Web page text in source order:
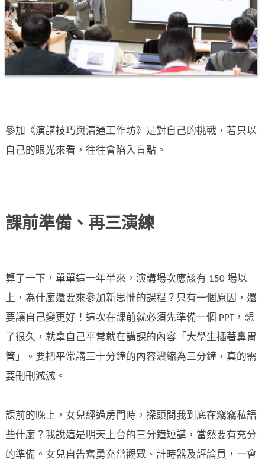
參加《演講技巧與溝通工作坊》是對自己的挑戰，若只以
自己的眼光來看，往往會陷入盲點。
課前準備、再三演練
算了一下，單單這一年半來，演講場次應該有 150 場以
上，為什麼還要來參加新思惟的課程？只有一個原因，還
要讓自己變更好！這次在課前就必須先準備一個 PPT，想
了很久，就拿自己平常就在講課的內容「大學生插著鼻胃
管」。要把平常講三十分鐘的內容濃縮為三分鐘，真的需
要刪刪減減。
課前的晚上，女兒經過房門時，探頭問我到底在竊竊私語
些什麼？我說這是明天上台的三分鐘短講，當然要有充分
的準備。女兒自告奮勇充當觀眾、計時器及評論員，一會